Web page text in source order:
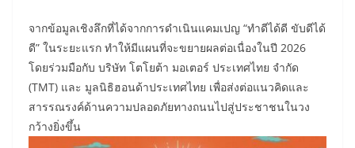
จากข้อมูลเชิงลึกที่ได้จากการดำเนินแคมเปญ “ทำดีได้ดี ขับดีได้
ดี” ในระยะแรก ทำให้มีแผนที่จะขยายผลต่อเนื่องในปี 2026
โดยร่วมมือกับ บริษัท โตโยต้า มอเตอร์ ประเทศไทย จำกัด
(TMT) และ มูลนิธิฮอนด้าประเทศไทย เพื่อส่งต่อแนวคิดและ
สารรณรงค์ด้านความปลอดภัยทางถนนไปสู่ประชาชนในวง
กว้างยิ่งขึ้น